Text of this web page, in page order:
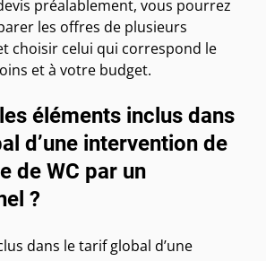
préalablement, vous pourrez
les offres de plusieurs
choisir celui qui correspond le
et à votre budget.
éléments inclus dans
d’une intervention de
de WC par un
?
dans le tarif global d’une